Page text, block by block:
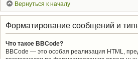
Вернуться к началу
Форматирование сообщений и
Что такое BBCode?
BBCode — это особая реализация HTML,